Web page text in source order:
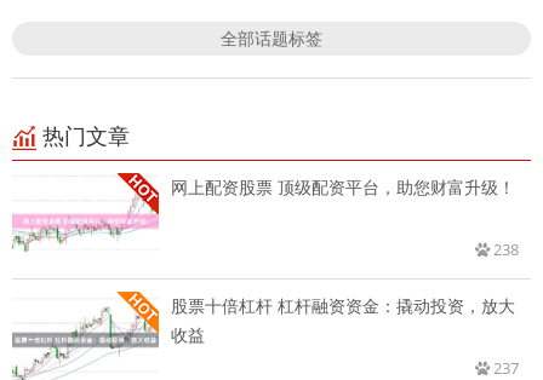
全部话题标签
热门文章
网上配资股票 顶级配资平台，助您财富升级！
238
股票十倍杠杆 杠杆融资资金：撬动投资，放大
收益
237